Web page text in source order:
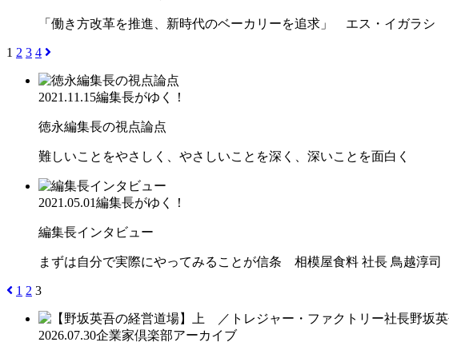
「働き方改革を推進、新時代のベーカリーを追求」 エス・イガラシ
1 2 3 4
2021.11.15編集長がゆく！
徳永編集長の視点論点
難しいことをやさしく、やさしいことを深く、深いことを面白く
2021.05.01編集長がゆく！
編集長インタビュー
まずは自分で実際にやってみることが信条 相模屋食料 社長 鳥越淳司
1 2 3
2026.07.30企業家倶楽部アーカイブ